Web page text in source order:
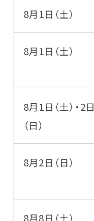
8月1日（土）
8月1日（土）
8月1日（土）・2日
（日）
8月2日（日）
8月8日（土）